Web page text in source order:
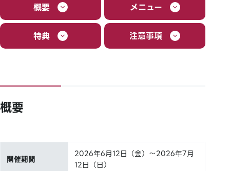
概要 メニュー
特典 注意事項
概要
開催期間
2026年6月12日（金）～2026年7月
12日（日）